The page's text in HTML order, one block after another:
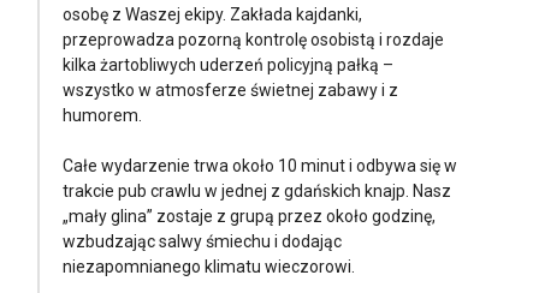
osobę z Waszej ekipy. Zakłada kajdanki,
przeprowadza pozorną kontrolę osobistą i rozdaje
kilka żartobliwych uderzeń policyjną pałką –
wszystko w atmosferze świetnej zabawy i z
humorem.
Całe wydarzenie trwa około 10 minut i odbywa się w
trakcie pub crawlu w jednej z gdańskich knajp. Nasz
„mały glina” zostaje z grupą przez około godzinę,
wzbudzając salwy śmiechu i dodając
niezapomnianego klimatu wieczorowi.